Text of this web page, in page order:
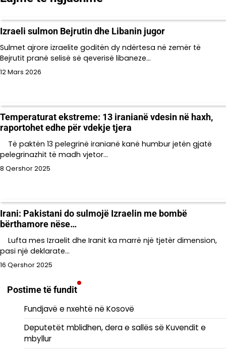
Izraeli sulmon Bejrutin dhe Libanin jugor
Sulmet ajrore izraelite goditën dy ndërtesa në zemër të
Bejrutit pranë selisë së qeverisë libaneze…
12 Mars 2026
Temperaturat ekstreme: 13 iranianë vdesin në haxh,
raportohet edhe për vdekje tjera
Të paktën 13 pelegrinë iranianë kanë humbur jetën gjatë
pelegrinazhit të madh vjetor…
8 Qershor 2025
Irani: Pakistani do sulmojë Izraelin me bombë
bërthamore nëse…
Lufta mes Izraelit dhe Iranit ka marrë një tjetër dimension,
pasi një deklarate…
16 Qershor 2025
Postime të fundit
Fundjavë e nxehtë në Kosovë
Deputetët mblidhen, dera e sallës së Kuvendit e
mbyllur